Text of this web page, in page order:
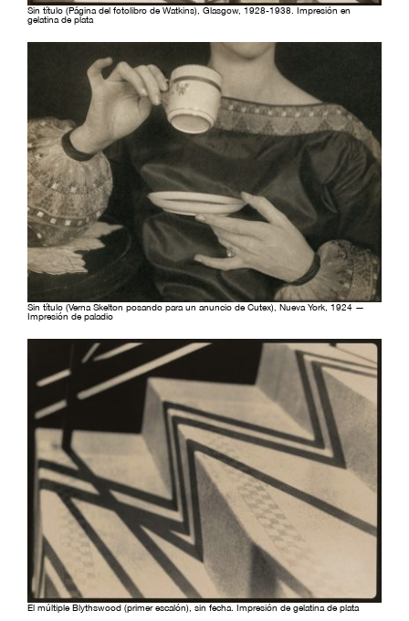
Sin título (Página del fotolibro de Watkins), Glasgow, 1928-1938. Impresión en
gelatina de plata
Sin título (Verna Skelton posando para un anuncio de Cutex), Nueva York, 1924 —
Impresión de paladio
El múltiple Blythswood (primer escalón), sin fecha. Impresión de gelatina de plata